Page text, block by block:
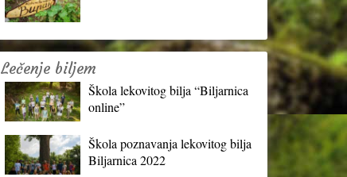
Lečenje biljem
Škola lekovitog bilja “Biljarnica
online”
Škola poznavanja lekovitog bilja
Biljarnica 2022